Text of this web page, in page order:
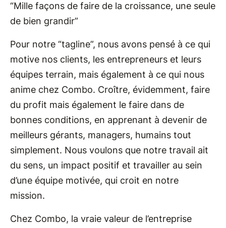
“Mille façons de faire de la croissance, une seule
de bien grandir”
Pour notre “tagline”, nous avons pensé à ce qui
motive nos clients, les entrepreneurs et leurs
équipes terrain, mais également à ce qui nous
anime chez Combo. Croître, évidemment, faire
du profit mais également le faire dans de
bonnes conditions, en apprenant à devenir de
meilleurs gérants, managers, humains tout
simplement. Nous voulons que notre travail ait
du sens, un impact positif et travailler au sein
d’une équipe motivée, qui croit en notre
mission.
Chez Combo, la vraie valeur de l’entreprise